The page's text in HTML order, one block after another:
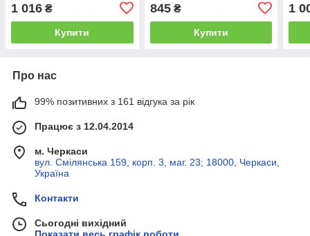
1 016 ₴
Купити
845₴
Купити
1
Про нас
99% позитивних з 161 відгука за рік
Працює з 12.04.2014
м. Черкаси
вул. Смілянська 159, корп. 3, маг. 23; 18000, Черкаси,
Україна
Контакти
Сьогодні вихідний